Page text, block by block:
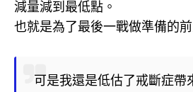
減量減到最低點。
也就是為了最後一戰做準備的
可是我還是低估了戒斷症帶